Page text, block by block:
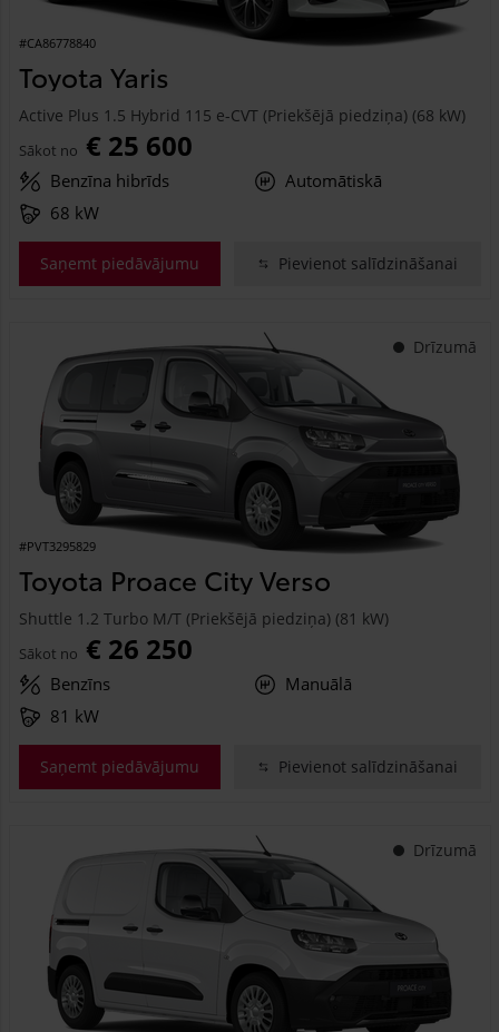
#CA86778840
Toyota Yaris
Active Plus 1.5 Hybrid 115 e-CVT (Priekšējā piedziņa) (68 kW)
Sākot no € 25 600
Benzīna hibrīds
Automātiskā
68 kW
Saņemt piedāvājumu Pievienot salīdzināšanai
Drīzumā
#PVT3295829
Toyota Proace City Verso
Shuttle 1.2 Turbo M/T (Priekšējā piedziņa) (81 kW)
Sākot no € 26 250
Benzīns
Manuālā
81 kW
Saņemt piedāvājumu Pievienot salīdzināšanai
Drīzumā